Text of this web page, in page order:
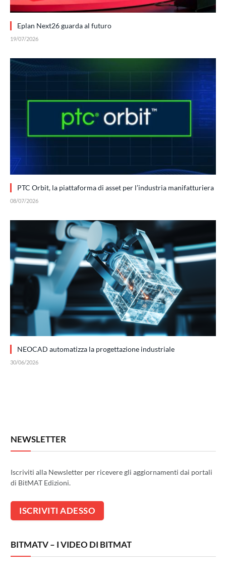
Eplan Next26 guarda al futuro
19/07/2026
PTC Orbit, la piattaforma di asset per l’industria manifatturiera
08/07/2026
NEOCAD automatizza la progettazione industriale
30/06/2026
NEWSLETTER
Iscriviti alla Newsletter per ricevere gli aggiornamenti dai portali
di BitMAT Edizioni.
BITMATV – I VIDEO DI BITMAT